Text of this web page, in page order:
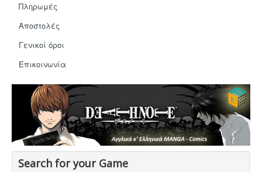
Πληρωμές
Αποστολές
Γενικοί όροι
Eπικοινωνία
Search for your Game